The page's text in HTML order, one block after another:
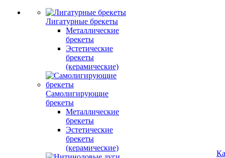
Лигатурные брекеты
Металлические
брекеты
Эстетические
брекеты
(керамические)
Самолигирующие
брекеты
Металлические
брекеты
Эстетические
брекеты
(керамические)